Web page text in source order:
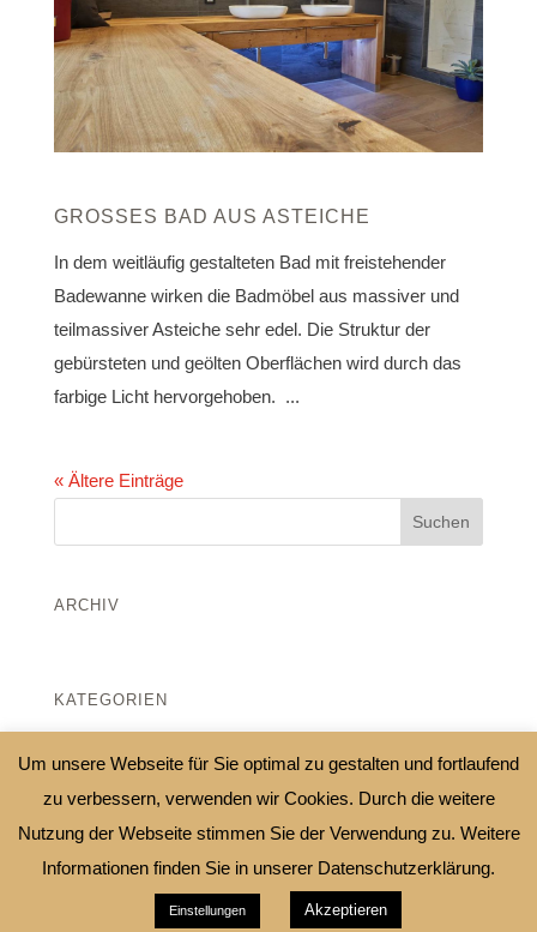
GROSSES BAD AUS ASTEICHE
In dem weitläufig gestalteten Bad mit freistehender
Badewanne wirken die Badmöbel aus massiver und
teilmassiver Asteiche sehr edel. Die Struktur der
gebürsteten und geölten Oberflächen wird durch das
farbige Licht hervorgehoben. ...
« Ältere Einträge
ARCHIV
KATEGORIEN
schreinerei-letzel.de 2019 .Webdesign
SIMSALAMEDIA Monika Vitzthum
Um unsere Webseite für Sie optimal zu gestalten und fortlaufend
zu verbessern, verwenden wir Cookies. Durch die weitere
Nutzung der Webseite stimmen Sie der Verwendung zu. Weitere
Informationen finden Sie in unserer Datenschutzerklärung.
Einstellungen Akzeptieren